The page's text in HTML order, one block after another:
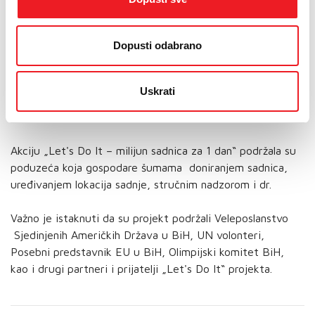
Dopusti odabrano
Uskrati
katastrofalne poplave koje su zadesile našu zemlju, akcija
posebno usmjerena na sanaciju klizišta u najviše
pogođenim općinama, odnosno na prevenciju i ublažavanje
Akciju „Let's Do It – milijun sadnica za 1 dan“ podržala su
poduzeća koja gospodare šumama doniranjem sadnica,
uređivanjem lokacija sadnje, stručnim nadzorom i dr.
Važno je istaknuti da su projekt podržali Veleposlanstvo
Sjedinjenih Američkih Država u BiH, UN volonteri,
Posebni predstavnik EU u BiH, Olimpijski komitet BiH,
kao i drugi partneri i prijatelji „Let's Do It“ projekta.